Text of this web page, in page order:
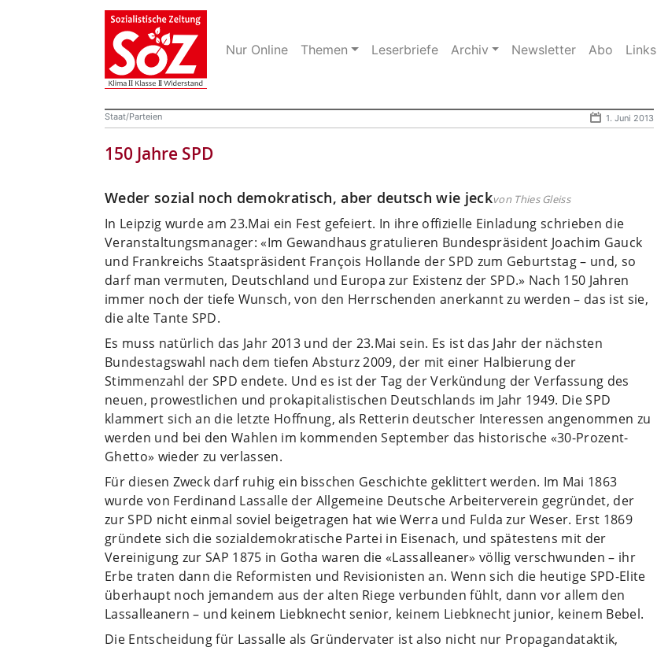
Nur Online Themen Leserbriefe Archiv Newsletter Abo Links
Staat/Parteien 1. Juni 2013
150 Jahre SPD
Weder sozial noch demokratisch, aber deutsch wie jeckvon Thies Gleiss
In Leipzig wurde am 23.Mai ein Fest gefeiert. In ihre offizielle Einladung schrieben die
Veranstaltungsmanager: «Im Gewandhaus gratulieren Bundespräsident Joachim Gauck
und Frankreichs Staatspräsident François Hollande der SPD zum Geburtstag – und, so
darf man vermuten, Deutschland und Europa zur Existenz der SPD.» Nach 150 Jahren
immer noch der tiefe Wunsch, von den Herrschenden anerkannt zu werden – das ist sie,
die alte Tante SPD.
Es muss natürlich das Jahr 2013 und der 23.Mai sein. Es ist das Jahr der nächsten
Bundestagswahl nach dem tiefen Absturz 2009, der mit einer Halbierung der
Stimmenzahl der SPD endete. Und es ist der Tag der Verkündung der Verfassung des
neuen, prowestlichen und prokapitalistischen Deutschlands im Jahr 1949. Die SPD
klammert sich an die letzte Hoffnung, als Retterin deutscher Interessen angenommen zu
werden und bei den Wahlen im kommenden September das historische «30-Prozent-
Ghetto» wieder zu verlassen.
Für diesen Zweck darf ruhig ein bisschen Geschichte geklittert werden. Im Mai 1863
wurde von Ferdinand Lassalle der Allgemeine Deutsche Arbeiterverein gegründet, der
zur SPD nicht einmal soviel beigetragen hat wie Werra und Fulda zur Weser. Erst 1869
gründete sich die sozialdemokratische Partei in Eisenach, und spätestens mit der
Vereinigung zur SAP 1875 in Gotha waren die «Lassalleaner» völlig verschwunden – ihr
Erbe traten dann die Reformisten und Revisionisten an. Wenn sich die heutige SPD-Elite
überhaupt noch jemandem aus der alten Riege verbunden fühlt, dann vor allem den
Lassalleanern – und keinem Liebknecht senior, keinem Liebknecht junior, keinem Bebel.
Die Entscheidung für Lassalle als Gründervater ist also nicht nur Propagandataktik,